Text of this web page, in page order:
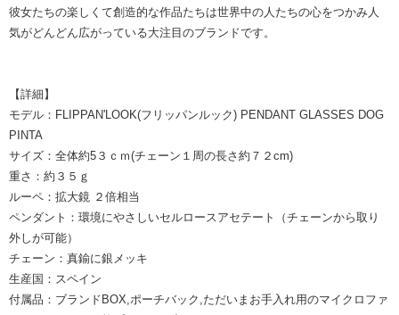
彼女たちの楽しくて創造的な作品たちは世界中の人たちの心をつかみ人
気がどんどん広がっている大注目のブランドです。
【詳細】
モデル：FLIPPAN'LOOK(フリッパンルック) PENDANT GLASSES DOG
PINTA
サイズ：全体約5３ｃｍ(チェーン１周の長さ約７２cm)
重さ：約３５ｇ
ルーペ：拡大鏡 ２倍相当
ペンダント：環境にやさしいセルロースアセテート（チェーンから取り
外しが可能）
チェーン：真鍮に銀メッキ
生産国：スペイン
付属品：ブランドBOX,ポーチバック,ただいまお手入れ用のマイクロファ